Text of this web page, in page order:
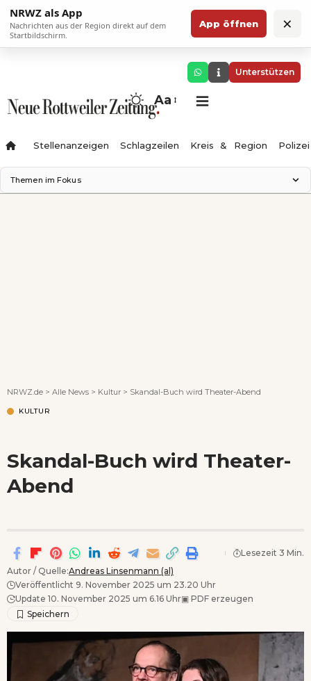
NRWZ als App
Nachrichten aus der Region direkt auf dem
Startbildschirm.
App öffnen ×
Unterstützen
Aa
Stellenanzeigen Schlagzeilen Kreis & Region Polizei
Themen im Fokus
NRWZ.de > Alle News > Kultur > Skandal-Buch wird Theater-Abend
KULTUR
Skandal-Buch wird Theater-
Abend
Autor / Quelle:Andreas Linsenmann (al)
Veröffentlicht 9. November 2025 um 23.20 Uhr
Update 10. November 2025 um 6.16 Uhr▣ PDF erzeugen
Lesezeit 3 Min.